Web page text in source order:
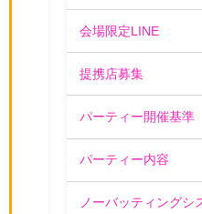
会場限定LINE
提携店募集
パーティー開催基準
パーティー内容
ノーバッティングシ